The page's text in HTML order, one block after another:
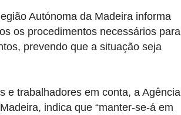
Autónoma da Madeira informa
os procedimentos necessários para
prevendo que a situação seja
e trabalhadores em conta, a Agência
indica que “manter-se-á em